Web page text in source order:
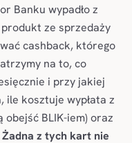
Banku wypadło z
ze sprzedaży
cashback, którego
na to, co
i przy jakiej
ile kosztuje wypłata z
BLIK-iem) oraz
Żadna z tych kart nie